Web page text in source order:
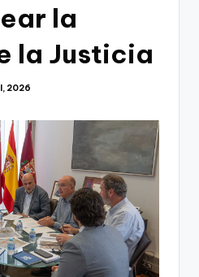
la
la Justicia
2026